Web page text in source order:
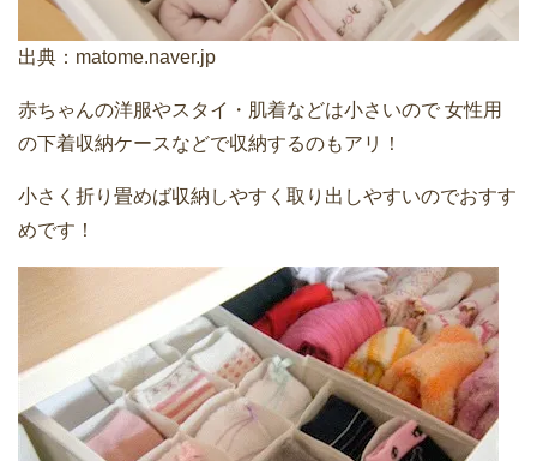
出典： matome.naver.jp
赤ちゃんの洋服やスタイ・肌着などは小さいので 女性用
の下着収納ケースなどで収納するのもアリ！
小さく折り畳めば収納しやすく取り出しやすいのでおすす
めです！